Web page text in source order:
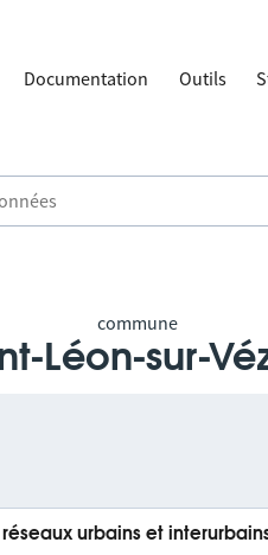
Documentation Outils
commune
Léon-sur-
urbains et